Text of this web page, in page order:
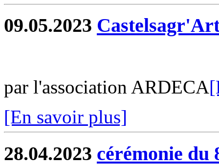
09.05.2023
par l'association ARDECA
[En savoir plus]
28.04.2023 cérémonie du